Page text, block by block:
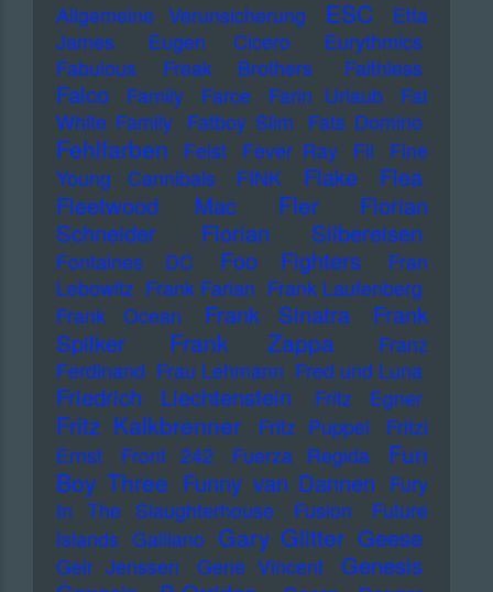
Allgemeine Verunsicherung
ESC
Etta
James
Eugen Cicero
Eurythmics
Fabulous Freak Brothers
Faithless
Falco Family Farce Farin Urlaub
Fat
White Family Fatboy Slim Fats Domino
Fehlfarben Feist Fever Ray Fil
Fine
Young Cannibals
FINK Flake
Flea
Fleetwood Mac
Fler
Florian
Schneider
Florian Silbereisen
Fontaines DC Foo Fighters
Fran
Lebowitz Frank Farian Frank Laufenberg
Frank Ocean
Frank Sinatra
Frank
Spilker
Frank Zappa
Franz
Ferdinand Frau Lehmann Fred und Luna
Friedrich Liechtenstein Fritz Egner
Fritz Kalkbrenner Fritz Puppel
Fritzi
Ernst
Front 242 Fuerza Regida
Fun
Boy Three Funny van Dannen Fury
In The Slaughterhouse
Fusion
Future
Islands Galliano Gary Glitter Geese
Geir Jenssen Gene Vincent
Genesis